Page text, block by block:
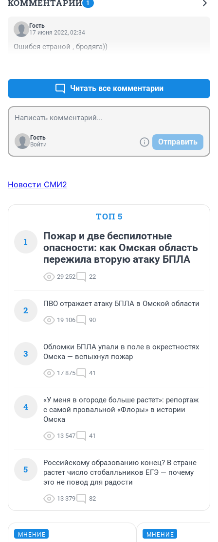
КОММЕНТАРИИ 1
Гость
17 июня 2022, 02:34
Ошибся страной , бродяга))
Читать все комментарии
Гость
Войти
Отправить
Новости СМИ2
ТОП 5
1
Пожар и две беспилотные
опасности: как Омская область
пережила вторую атаку БПЛА
29 252 22
2
ПВО отражает атаку БПЛА в Омской области
19 106 90
3
Обломки БПЛА упали в поле в окрестностях
Омска — вспыхнул пожар
17 875 41
4
«У меня в огороде больше растет»: репортаж
с самой провальной «Флоры» в истории
Омска
13 547 41
5
Российскому образованию конец? В стране
растет число стобалльников ЕГЭ — почему
это не повод для радости
13 379 82
МНЕНИЕ МНЕНИЕ